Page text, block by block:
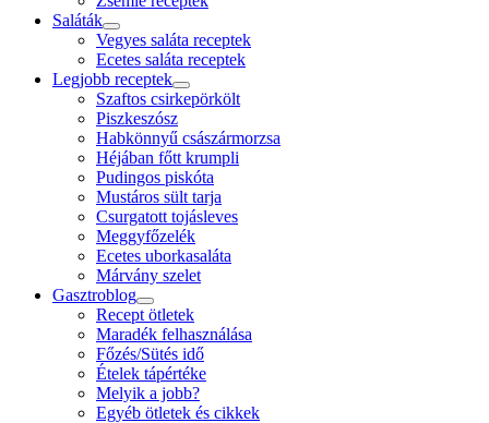
Saláták
open
menu
Vegyes saláta receptek
Ecetes saláta receptek
Legjobb receptek
open
menu
Szaftos csirkepörkölt
Piszkeszósz
Habkönnyű császármorzsa
Héjában főtt krumpli
Pudingos piskóta
Mustáros sült tarja
Csurgatott tojásleves
Meggyfőzelék
Ecetes uborkasaláta
Márvány szelet
Gasztroblog
open
menu
Recept ötletek
Maradék felhasználása
Főzés/Sütés idő
Ételek tápértéke
Melyik a jobb?
Egyéb ötletek és cikkek